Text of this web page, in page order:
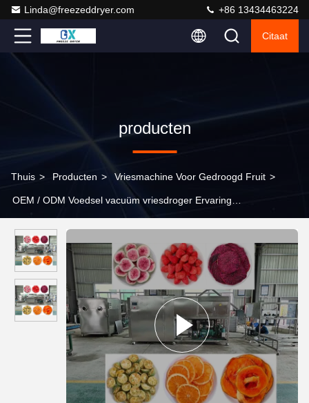
Linda@freezeddryer.com +86 13434463224
Citaat
producten
Thuis > Producten > Vriesmachine Voor Gedroogd Fruit >
OEM / ODM Voedsel vacuüm vriesdroger Ervaring